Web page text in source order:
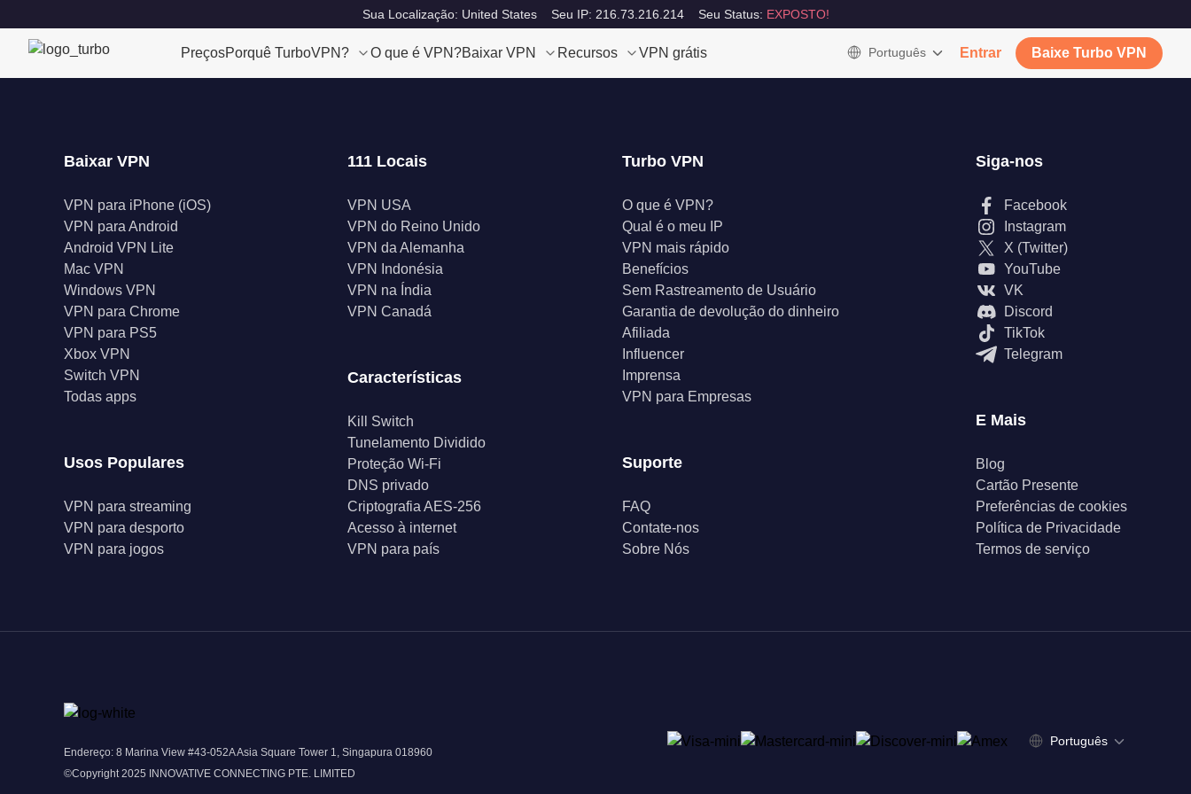
Sua Localização: United States Seu IP: 216.73.216.214 Seu Status: EXPOSTO!
PreçosPorquê TurboVPN? O que é VPN?Baixar VPN Recursos VPN grátis Português Entrar Baixe Turbo VPN
Baixar VPN
VPN para iPhone (iOS)
VPN para Android
Android VPN Lite
Mac VPN
Windows VPN
VPN para Chrome
VPN para PS5
Xbox VPN
Switch VPN
Todas apps
Usos Populares
VPN para streaming
VPN para desporto
VPN para jogos
111 Locais
VPN USA
VPN do Reino Unido
VPN da Alemanha
VPN Indonésia
VPN na Índia
VPN Canadá
Características
Kill Switch
Tunelamento Dividido
Proteção Wi-Fi
DNS privado
Criptografia AES-256
Acesso à internet
VPN para país
Turbo VPN
O que é VPN?
Qual é o meu IP
VPN mais rápido
Benefícios
Sem Rastreamento de Usuário
Garantia de devolução do dinheiro
Afiliada
Influencer
Imprensa
VPN para Empresas
Suporte
FAQ
Contate-nos
Sobre Nós
Siga-nos
Facebook
Instagram
X (Twitter)
YouTube
VK
Discord
TikTok
Telegram
E Mais
Blog
Cartão Presente
Preferências de cookies
Política de Privacidade
Termos de serviço
Endereço: 8 Marina View #43-052A Asia Square Tower 1, Singapura 018960
©Copyright 2025 INNOVATIVE CONNECTING PTE. LIMITED
Português